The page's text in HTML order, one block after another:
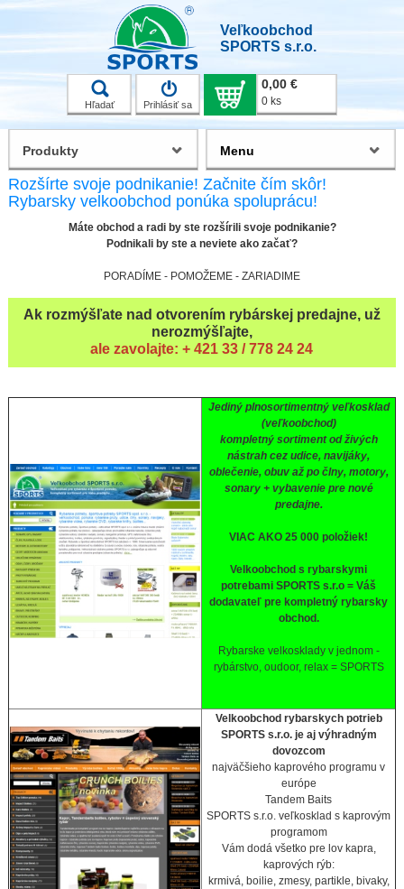
Veľkoobchod
SPORTS s.r.o.
Hľadať Prihlásiť sa
0,00 €
0 ks
Rozšírte svoje podnikanie! Začnite čím skôr!
Rybarsky velkoobchod ponúka spoluprácu!
Máte obchod a radi by ste rozšírili svoje podnikanie?
Podnikali by ste a neviete ako začať?
PORADÍME - POMOŽEME - ZARIADIME
Ak rozmýšľate nad otvorením rybárskej predajne, už
nerozmýšľajte,
ale zavolajte: + 421 33 / 778 24 24
Jediný plnosortimentný veľkosklad
(veľkoobchod)
kompletný sortiment od živých
nástrah cez udice, navijáky,
oblečenie, obuv až po člny, motory,
sonary + vybavenie pre nové
predajne.
VIAC AKO 25 000 položiek!
Velkoobchod s rybarskymi
potrebami SPORTS s.r.o = Váš
dodavateľ pre kompletný rybarsky
obchod.
Rybarske velkosklady v jednom -
rybárstvo, oudoor, relax = SPORTS
Velkoobchod rybarskych potrieb
SPORTS s.r.o. je aj výhradným
dovozcom
najväčšieho kaprového programu v
európe
Tandem Baits
SPORTS s.r.o. veľkosklad s kaprovým
programom
Vám dodá všetko pre lov kapra,
kaprových rýb:
krmivá, boilie, zmesy, partikle, bivaky,
Produkty Menu